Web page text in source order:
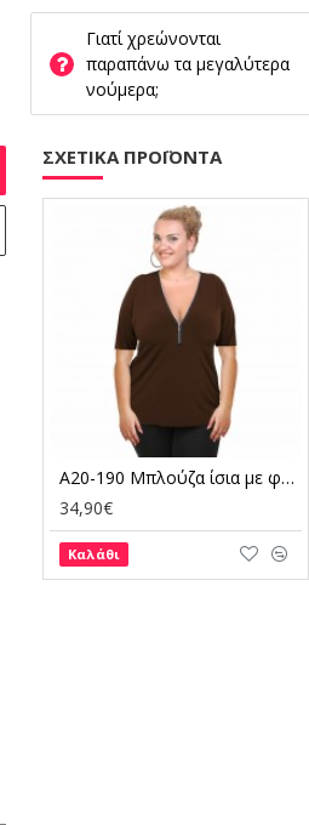
Γιατί χρεώνονται
παραπάνω τα μεγαλύτερα
νούμερα;
ΣΧΕΤΙΚΑ ΠΡΟΪΟΝΤΑ
A20-190 Μπλούζα ίσια με φερμουάρ - Καφέ
34,90€
Καλάθι